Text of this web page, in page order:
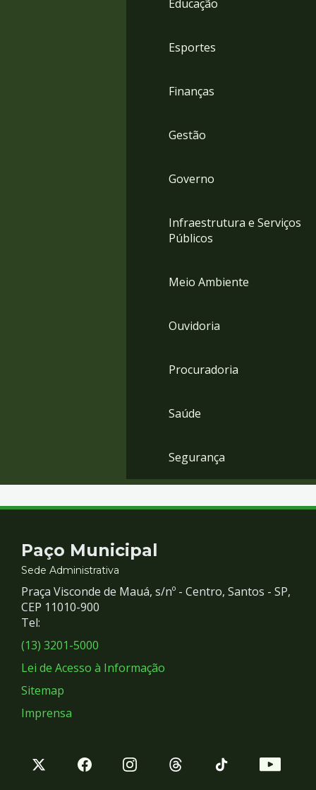
Educação
Esportes
Finanças
Gestão
Governo
Infraestrutura e Serviços
Públicos
Meio Ambiente
Ouvidoria
Procuradoria
Saúde
Segurança
Contato
e
Redes
Sociais
Paço Municipal
Sede Administrativa
Praça Visconde de Mauá, s/nº - Centro, Santos - SP,
CEP 11010-900
Tel:
(13) 3201-5000
Lei de Acesso à Informação
Sitemap
Imprensa